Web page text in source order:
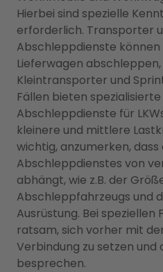
Hierbei sind spezielle
erforderlich. Transporter
Abschleppdienste
Lieferwagen
Kleintransporter und
Fällen bieten
Abschleppdienste für
kleinere und mittlere
wichtig, anzumerken,
Abschleppdienstes von
abhängt, wie z.B. der
Abschleppfahrzeugs und
Ausrüstung. Bei speziellen
ratsam, sich vorher mit
Verbindung zu setzen und
besprechen.